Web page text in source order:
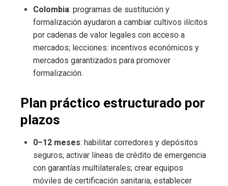
Colombia: programas de sustitución y
formalización ayudaron a cambiar cultivos ilícitos
por cadenas de valor legales con acceso a
mercados; lecciones: incentivos económicos y
mercados garantizados para promover
formalización.
Plan práctico estructurado por
plazos
0–12 meses: habilitar corredores y depósitos
seguros; activar líneas de crédito de emergencia
con garantías multilaterales; crear equipos
móviles de certificación sanitaria; establecer